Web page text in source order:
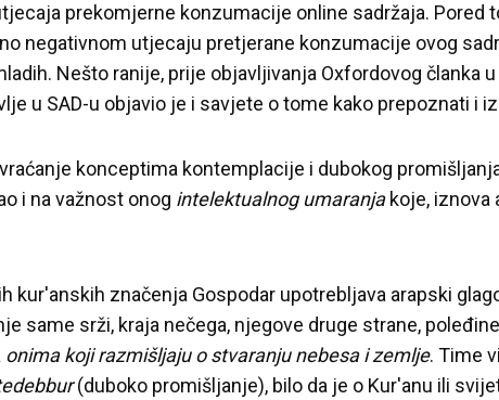
prekomjerne konzumacije online sadržaja. Pored
negativnom utjecaju pretjerane konzumacije ovog
Nešto ranije, prije objavljivanja Oxfordovog članka
u SAD-u objavio je i savjete o tome kako prepoznati i
konceptima kontemplacije i dubokog
i na važnost onog intelektualnog umaranjakoje, iznova
kur'anskih značenja Gospodar upotrebljava arapski
same srži, kraja nečega, njegove druge strane,
onima koji razmišljaju o stvaranju nebesa i zemlje. Time
(duboko promišljanje), bilo da je o Kur'anu ili